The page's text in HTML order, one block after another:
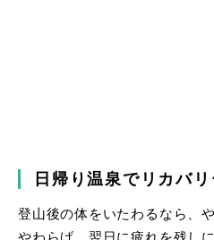
日帰り温泉でリカバ
登山後の体をいたわるなら、